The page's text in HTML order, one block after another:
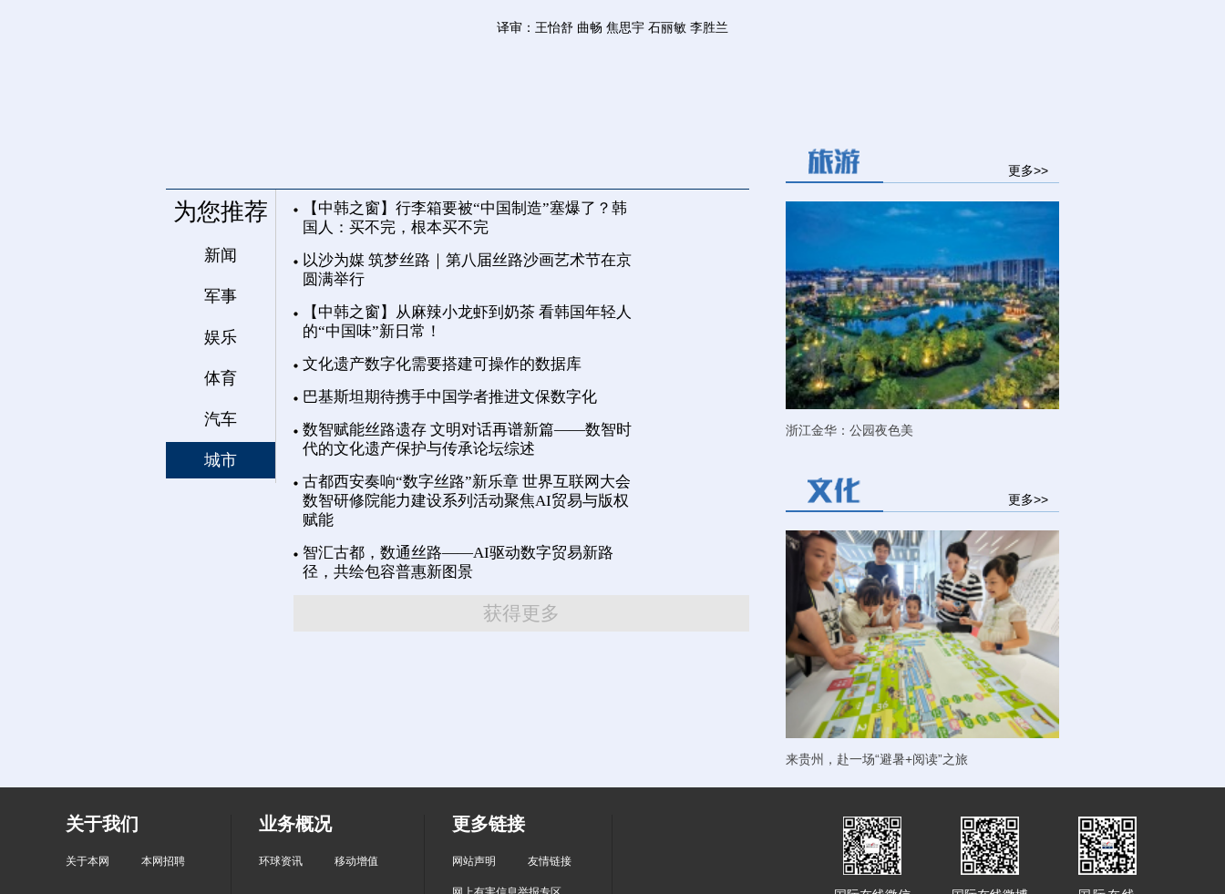
译审：王怡舒 曲畅 焦思宇 石丽敏 李胜兰
为您推荐
新闻
军事
娱乐
体育
汽车
城市
【中韩之窗】行李箱要被“中国制造”塞爆了？韩
国人：买不完，根本买不完
以沙为媒 筑梦丝路｜第八届丝路沙画艺术节在京
圆满举行
【中韩之窗】从麻辣小龙虾到奶茶 看韩国年轻人
的“中国味”新日常！
文化遗产数字化需要搭建可操作的数据库
巴基斯坦期待携手中国学者推进文保数字化
数智赋能丝路遗存 文明对话再谱新篇——数智时
代的文化遗产保护与传承论坛综述
古都西安奏响“数字丝路”新乐章 世界互联网大会
数智研修院能力建设系列活动聚焦AI贸易与版权
赋能
智汇古都，数通丝路——AI驱动数字贸易新路
径，共绘包容普惠新图景
获得更多
更多>>
浙江金华：公园夜色美
更多>>
来贵州，赴一场“避暑+阅读”之旅
关于我们
关于本网 本网招聘
业务概况
环球资讯 移动增值
更多链接
网站声明 友情链接